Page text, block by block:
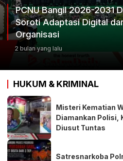
Ketum Progib Dorong
Keputusan Terbaik
3 bulan yang lalu
HUKUM & KRIMINAL
Misteri Kematian
Diamankan Polisi,
Diusut Tuntas
Satresnarkoba